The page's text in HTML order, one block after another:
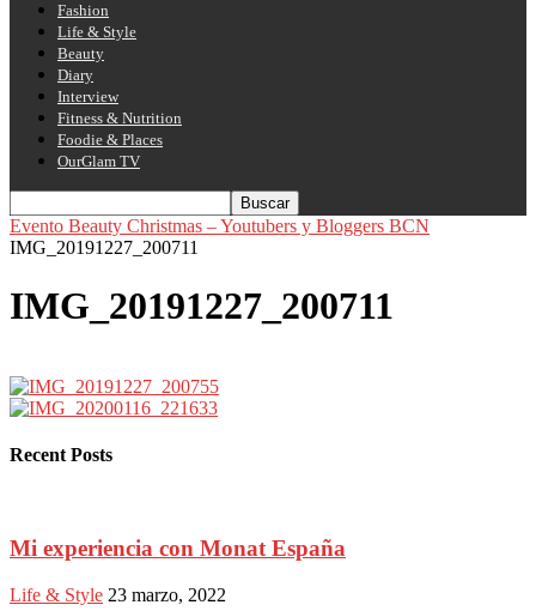
Fashion
Life & Style
Beauty
Diary
Interview
Fitness & Nutrition
Foodie & Places
OurGlam TV
Evento Beauty Christmas – Youtubers y Bloggers BCN
IMG_20191227_200711
IMG_20191227_200711
Recent Posts
Mi experiencia con Monat España
Life & Style 23 marzo, 2022